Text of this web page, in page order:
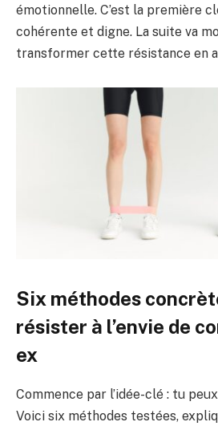
émotionnelle. C’est la première
cohérente et digne. La suite va
transformer cette résistance en
Six méthodes
résister à l’envie de
ex
Commence par l’idée-clé : tu
Voici six méthodes testées,